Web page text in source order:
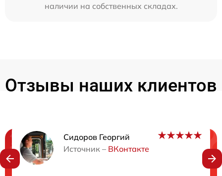
наличии на собственных складах.
Отзывы наших клиентов
Сидоров Георгий
Источник – ВКонтакте
Нужна консультация?